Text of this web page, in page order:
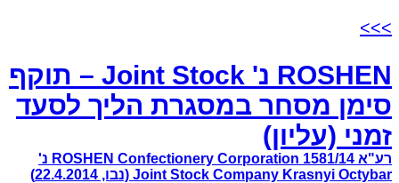
>>>
ROSHEN נ' Joint Stock – תוקף
סימן מסחר במסגרת הליך לסעד
זמני (עליון)
רע"א 1581/14 ROSHEN Confectionery Corporation נ'
Joint Stock Company Krasnyi Octybar (נבו, 22.4.2014)